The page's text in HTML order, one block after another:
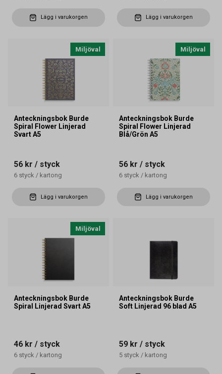
Lägg i varukorgen Lägg i varukorgen
Miljöval
Anteckningsbok Burde
Spiral Flower Linjerad
Svart A5
56 kr / styck
6 styck / kartong
Lägg i varukorgen
Miljöval
Anteckningsbok Burde
Spiral Flower Linjerad
Blå/Grön A5
56 kr / styck
6 styck / kartong
Lägg i varukorgen
Miljöval
Anteckningsbok Burde
Spiral Linjerad Svart A5
46 kr / styck
6 styck / kartong
Anteckningsbok Burde
Soft Linjerad 96 blad A5
59 kr / styck
5 styck / kartong